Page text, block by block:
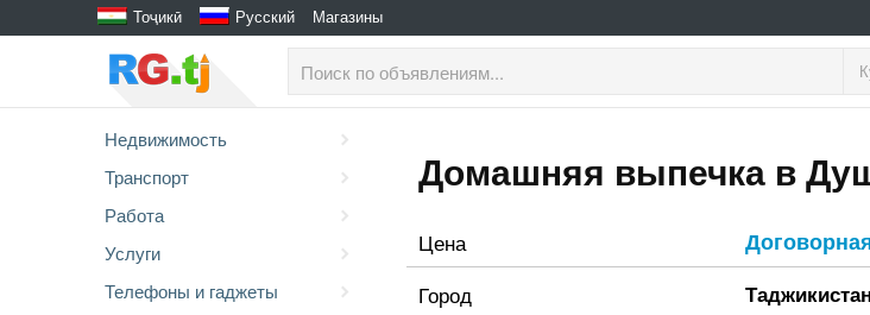
Тоҷикӣ Русский Магазины
Недвижимость
Транспорт
Работа
Услуги
Телефоны и гаджеты
Домашняя выпечка в
Цена
Город Таджикистан